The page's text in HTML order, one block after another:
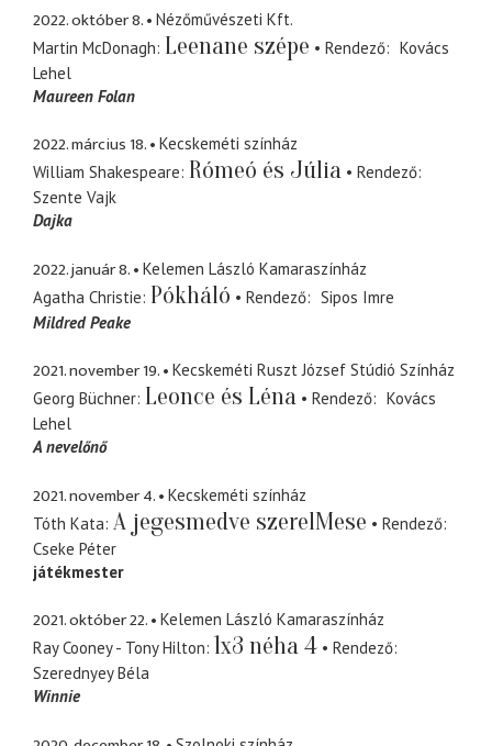
2022. október 8.
Nézőművészeti Kft.
Martin McDonagh Leenane szépe Rendező
Kovács
Lehel
Maureen Folan
2022. március 18.
Kecskeméti színház
William Shakespeare Rómeó és Júlia
Rendező
Szente Vajk
Dajka
2022. január 8.
Kelemen László Kamaraszínház
Agatha Christie Pókháló Rendező
Sipos Imre
Mildred Peake
2021. november 19.
Kecskeméti Ruszt József Stúdió Színház
Georg Büchner Leonce és Léna Rendező
Kovács
Lehel
A nevelőnő
2021. november 4.
Kecskeméti színház
Tóth Kata A jegesmedve szerelMese
Rendező
Cseke Péter
játékmester
2021. október 22.
Kelemen László Kamaraszínház
Ray Cooney - Tony Hilton 1x3 néha 4
Rendező
Szerednyey Béla
Winnie